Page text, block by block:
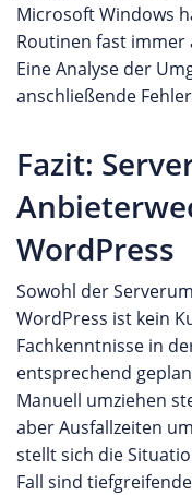
Microsoft Windows
Routinen fast
Eine Analyse der
anschließende
Fazit:
WordPress
Sowohl der
WordPress ist kein
Fachkenntnisse in
entsprechend
Manuell umziehen
aber Ausfallzeiten
stellt sich die
Fall sind